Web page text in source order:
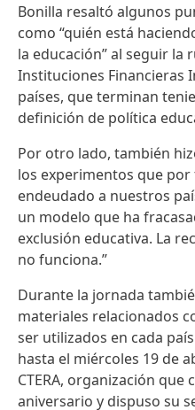
Bonilla resaltó algunos
como “quién está
la educación” al seguir la
Instituciones Financieras
países, que terminan
definición de política
Por otro lado, también
los experimentos que por
endeudado a nuestros
un modelo que ha
exclusión educativa. La
no funciona.”
Durante la jornada
materiales relacionados
ser utilizados en cada
hasta el miércoles 19 de
CTERA, organización que
aniversario y dispuso su